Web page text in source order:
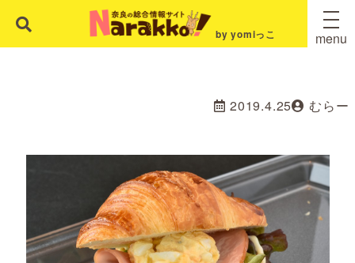
by yomiっこ menu
2019.4.25 むらー